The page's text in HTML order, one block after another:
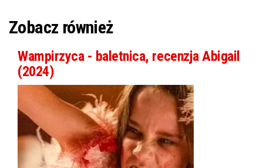
Zobacz również
Wampirzyca - baletnica, recenzja Abigail
(2024)